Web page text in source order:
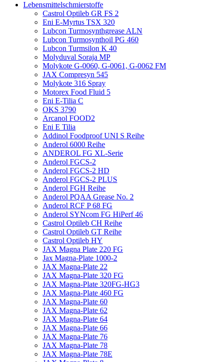
Lebensmittelschmierstoffe
Castrol Optileb GR FS 2
Eni E-Myrtus TSX 320
Lubcon Turmosynthgrease ALN
Lubcon Turmosynthoil PG 460
Lubcon Turmsilon K 40
Molyduval Soraja MP
Molykote G-0060, G-0061, G-0062 FM
JAX Compresyn 545
Molykote 316 Spray
Motorex Food Fluid 5
Eni E-Tilia C
OKS 3790
Arcanol FOOD2
Eni E Tilia
Addinol Foodproof UNI S Reihe
Anderol 6000 Reihe
ANDEROL FG XL-Serie
Anderol FGCS-2
Anderol FGCS-2 HD
Anderol FGCS-2 PLUS
Anderol FGH Reihe
Anderol PQAA Grease No. 2
Anderol RCF P 68 FG
Anderol SYNcom FG HiPerf 46
Castrol Optileb CH Reihe
Castrol Optileb GT Reihe
Castrol Optileb HY
JAX Magna Plate 220 FG
Jax Magna-Plate 1000-2
JAX Magna-Plate 22
JAX Magna-Plate 320 FG
JAX Magna-Plate 320FG-HG3
JAX Magna-Plate 460 FG
JAX Magna-Plate 60
JAX Magna-Plate 62
JAX Magna-Plate 64
JAX Magna-Plate 66
JAX Magna-Plate 76
JAX Magna-Plate 78
JAX Magna-Plate 78E